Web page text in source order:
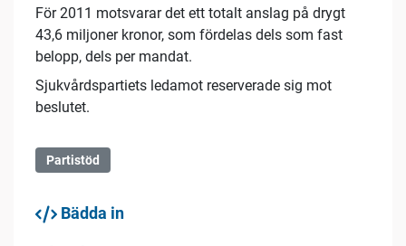
För 2011 motsvarar det ett totalt anslag på drygt
43,6 miljoner kronor, som fördelas dels som fast
belopp, dels per mandat.
Sjukvårdspartiets ledamot reserverade sig mot
beslutet.
Partistöd
Bädda in